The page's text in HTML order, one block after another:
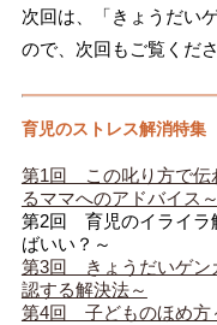
次回は、「きょうだい
ので、次回もご覧くださ
育児のストレス解消特集
第1回 この叱り方で伝
るママへのアドバイス～
第2回 育児のイライラ
ばいい？～
第3回 きょうだいゲン
認する解決法～
第4回 子どものほめ方